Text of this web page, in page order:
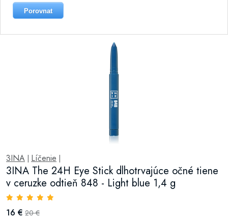
Porovnat
3INA Líčenie
3INA The 24H Eye Stick dlhotrvajúce očné tiene
v ceruzke odtieň 848 - Light blue 1,4 g
16 € 20 €